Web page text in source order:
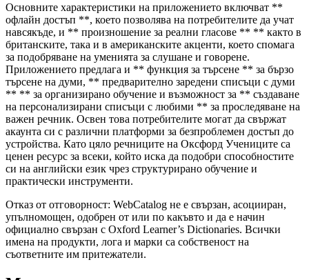
Основните характеристики на приложението включват **
офлайн достъп **, което позволява на потребителите да учат
навсякъде, и ** произношение за реални гласове ** ** както в
британските, така и в американските акценти, което спомага
за подобряване на уменията за слушане и говорене.
Приложението предлага и ** функция за търсене ** за бързо
търсене на думи, ** предварително заредени списъци с думи
** ** за организирано обучение и възможност за ** създаване
на персонализирани списъци с любими ** за проследяване на
важен речник. Освен това потребителите могат да свържат
акаунта си с различни платформи за безпроблемен достъп до
устройства. Като цяло речниците на Оксфорд Учениците са
ценен ресурс за всеки, който иска да подобри способностите
си на английски език чрез структурирано обучение и
практически инструменти.
Отказ от отговорност: WebCatalog не е свързан, асоцииран,
упълномощен, одобрен от или по какъвто и да е начин
официално свързан с Oxford Learner’s Dictionaries. Всички
имена на продукти, лога и марки са собственост на
съответните им притежатели.